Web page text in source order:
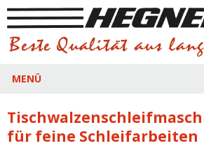
MENÜ
für feine Schleifarbeiten